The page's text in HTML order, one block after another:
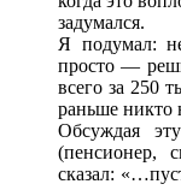
задумался.
Я подумал:
просто —
всегоза 250
раньше никто
Обсуждая
(пенсионер,
сказал: